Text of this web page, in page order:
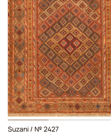
Suzani / № 2427